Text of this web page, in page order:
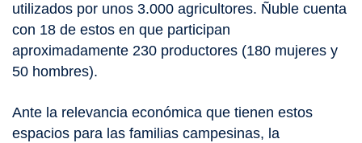
utilizados por unos 3.000 agricultores. Ñuble cuenta
con 18 de estos en que participan
aproximadamente 230 productores (180 mujeres y
50 hombres).
Ante la relevancia económica que tienen estos
espacios para las familias campesinas, la